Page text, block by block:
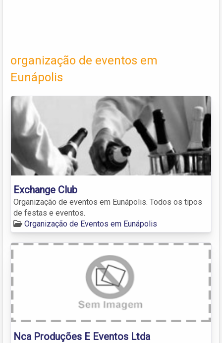
organização de eventos em
Eunápolis
Exchange Club
Organização de eventos em Eunápolis. Todos os tipos
de festas e eventos.
Organização de Eventos em Eunápolis
Nca Produções E Eventos Ltda